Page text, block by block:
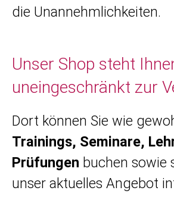
die Unannehmlichkeiten.
Unser Shop steht
uneingeschränkt zur
Dort können Sie wie
Trainings, Seminare,
Prüfungen buchen sowie
unser aktuelles Angebot